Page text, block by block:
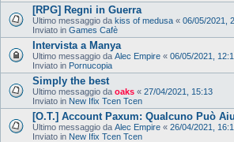
[RPG] Regni in Guerra
Ultimo messaggio da kiss of medusa « 06/05/2021,
Inviato in Games Cafè
Intervista a Manya
Ultimo messaggio da Alec Empire « 06/05/2021,
Inviato in Pornucopia
Simply the best
Ultimo messaggio da oaks « 27/04/2021, 15:13
Inviato in New Ifix Tcen Tcen
[O.T.] Account Paxum: Qualcuno Può
Ultimo messaggio da Alec Empire « 26/04/2021,
Inviato in New Ifix Tcen Tcen